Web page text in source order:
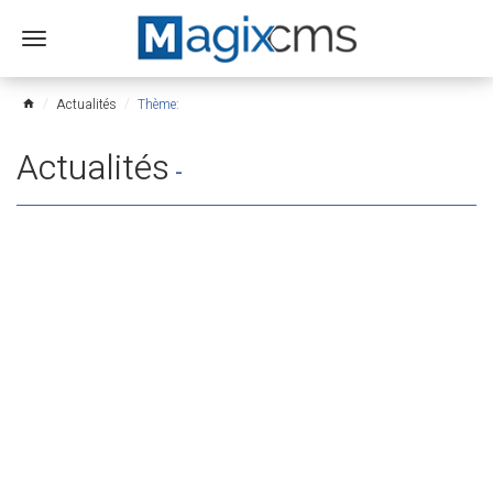
Ouvrir
menu
home Actualités Thème:
Actualités -